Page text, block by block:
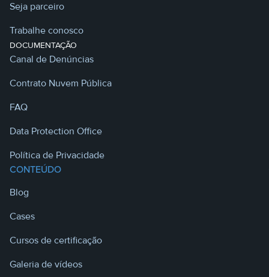
Seja parceiro
Trabalhe conosco
DOCUMENTAÇÃO
Canal de Denúncias
Contrato Nuvem Pública
FAQ
Data Protection Office
Política de Privacidade
CONTEÚDO
Blog
Cases
Cursos de certificação
Galeria de vídeos